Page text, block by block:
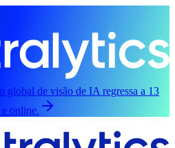
global de visão de IA regressa a 13
e online.